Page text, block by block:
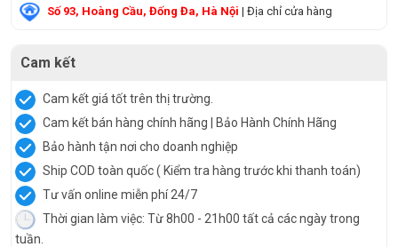
Số 93, Hoàng Cầu, Đống Đa, Hà Nội | Địa chỉ cửa hàng
Cam kết
Cam kết giá tốt trên thị trường.
Cam kết bán hàng chính hãng | Bảo Hành Chính Hãng
Bảo hành tận nơi cho doanh nghiệp
Ship COD toàn quốc ( Kiểm tra hàng trước khi thanh toán)
Tư vấn online miễn phí 24/7
Thời gian làm việc: Từ 8h00 - 21h00 tất cả các ngày trong
tuần.